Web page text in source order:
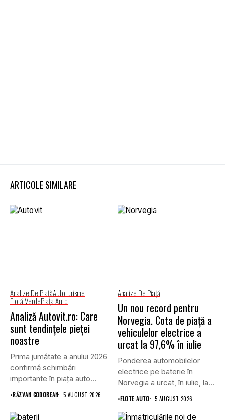
ARTICOLE SIMILARE
Analize De PiațăAutoturisme
Flotă VerdePiaţa Auto
Analiză Autovit.ro: Care
sunt tendințele pieței
noastre
Prima jumătate a anului 2026
confirmă schimbări
importante în piața auto
din...
•RĂZVAN CODOREAN 5 AUGUST 2026
Analize De Piață
Un nou record pentru
Norvegia. Cota de piață a
vehiculelor electrice a
urcat la 97,6% în iulie
Ponderea automobilelor
electrice pe baterie în
Norvegia a urcat, în iulie, la...
•FLOTE AUTO 5 AUGUST 2026